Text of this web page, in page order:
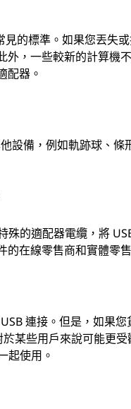
的標準。如果您丟失
，一些較新的計算機
配器。
設備，例如軌跡球、條
的適配器電纜，將
在線零售商和實體零
連接。但是，如果
某些用戶來說可能更
起使用。